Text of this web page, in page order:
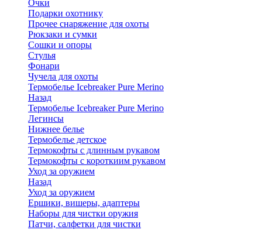
Очки
Подарки охотнику
Прочее снаряжение для охоты
Рюкзаки и сумки
Сошки и опоры
Стулья
Фонари
Чучела для охоты
Термобелье Icebreaker Pure Merino
Назад
Термобелье Icebreaker Pure Merino
Легинсы
Нижнее белье
Термобелье детское
Термокофты с длинным рукавом
Термокофты с короткиим рукавом
Уход за оружием
Назад
Уход за оружием
Ершики, вишеры, адаптеры
Наборы для чистки оружия
Патчи, салфетки для чистки